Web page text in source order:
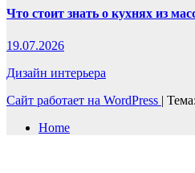
Что стоит знать о кухнях из
19.07.2026
Дизайн интерьера
Сайт работает на WordPress |
Home